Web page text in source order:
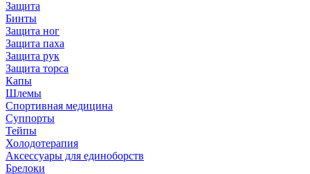
Защита
Бинты
Защита ног
Защита паха
Защита рук
Защита торса
Капы
Шлемы
Спортивная медицина
Суппорты
Тейпы
Холодотерапия
Аксессуары для единоборств
Брелоки